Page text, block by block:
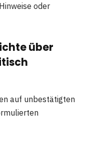
oder
über
auf unbestätigten